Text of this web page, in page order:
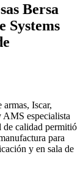
Bersa
Systems
Iscar,
especialista
de calidad permitió
para
y en sala de